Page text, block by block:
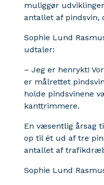
muliggør
antallet af pindsvin,
Sophie Lund
udtaler:
– Jeg er henrykt!
er målrettet
holde pindsvinene
kanttrimmere.
En væsentlig årsag
op til ét ud af tre
antallet af
Sophie Lund